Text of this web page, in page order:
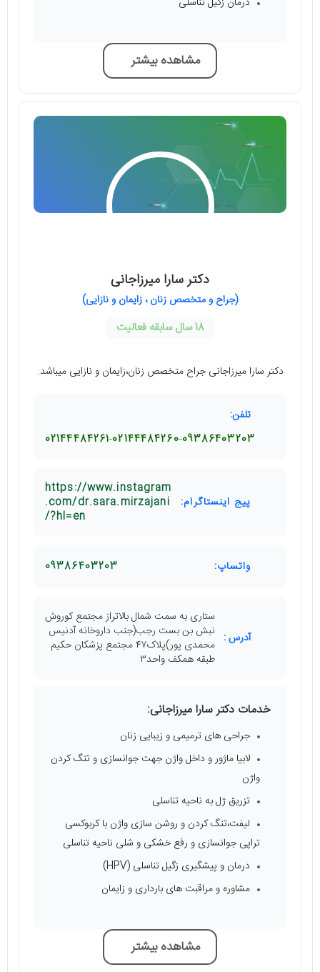
مشاهده بیشتر
دکتر سارا میرزاجانی
(جراح و متخصص زنان ، زایمان و نازایی)
18 سال سابقه فعالیت
دکتر سارا میرزاجانی جراح متخصص زنان،زایمان و نازایی میباشد.
تلفن:
09386403203
02144484260
02144484261
پیج اینستاگرام:
https://www.instagram
.com/dr.sara.mirzajani
/?hl=en
واتساپ: 09386403203
آدرس :
ستاری به سمت شمال بالاتراز مجتمع کوروش
نبش بن بست رجب(جنب داروخانه آدنیس
محمدی پور)پلاک۴۷ مجتمع پزشکان حکیم
طبقه همکف واحد۳
خدمات دکتر سارا میرزاجانی:
جراحی های ترمیمی و زیبایی زنان
لابیا ماژور و داخل واژن جهت جوانسازی و تنگ کردن
واژن
تزریق ژل به ناحیه تناسلی
لیفت،تنگ کردن و روشن سازی واژن با کربوکسی
تراپی جوانسازی و رفع خشکی و شلی ناحیه تناسلی
درمان و پیشگیری زگیل تناسلی (HPV)
مشاوره و مراقبت های بارداری و زایمان
مشاهده بیشتر